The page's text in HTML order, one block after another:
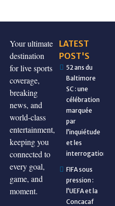
Your ultimate
destination
for live sports
coverage,
breaking
news, and
world-class
entertainment,
keeping you
connected to
every goal,
game, and
moment.
LATEST
POST'S
52 ans du
Baltimore
SC : une
célébration
marquée
par
l’inquiétude
et les
interrogations
FIFA sous
pression :
l’UEFA et la
Concacaf